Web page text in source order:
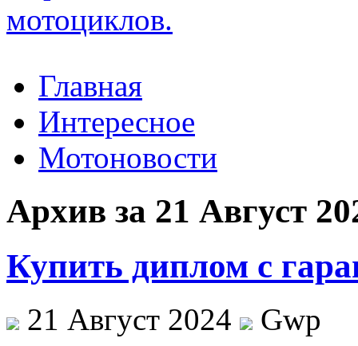
Главная
Интересное
Мотоновости
Архив за 21 Август
Купить диплом с
21 Август 2024
Gwp